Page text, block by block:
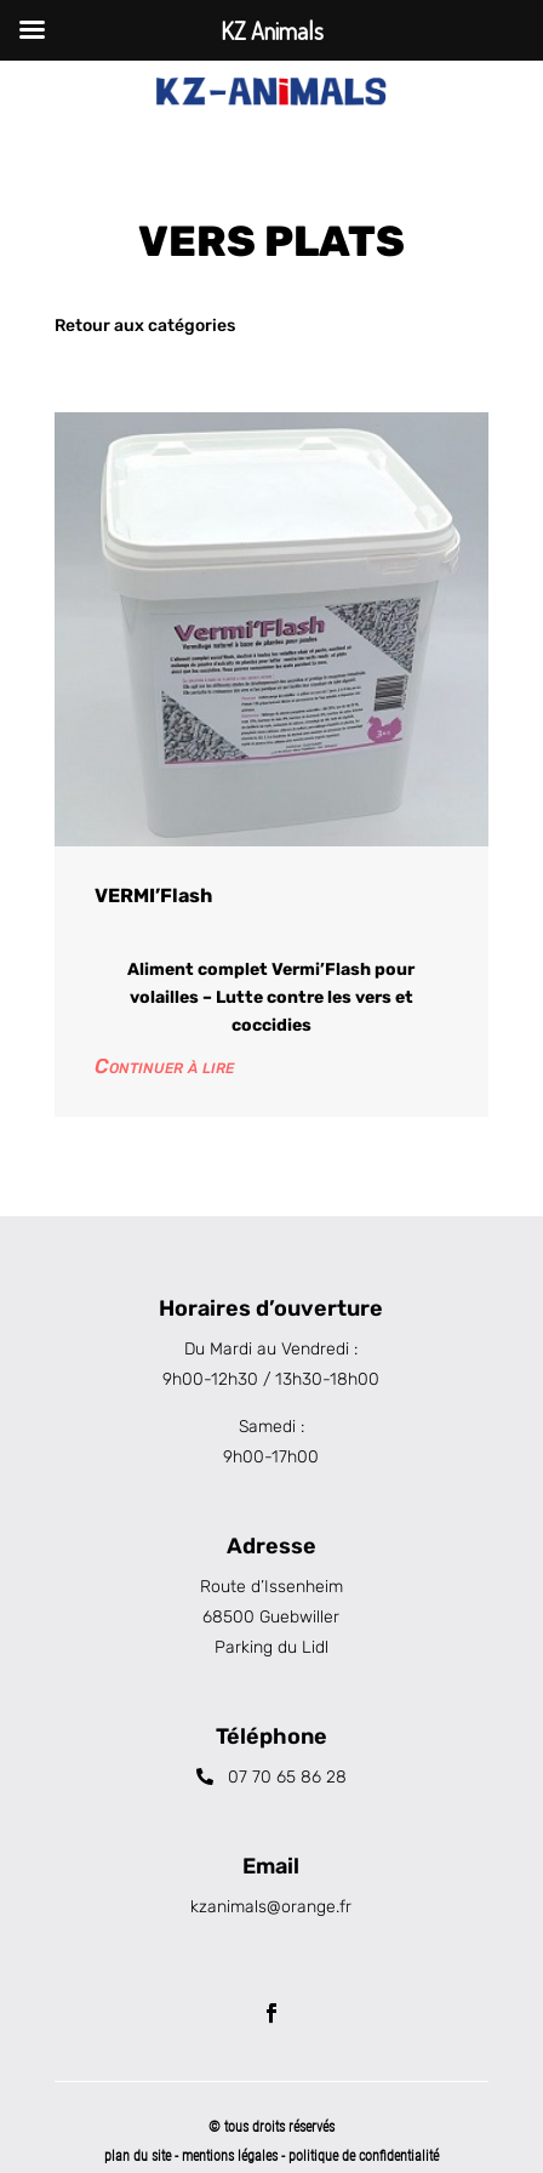
VERS PLATS
Retour aux catégories
VERMI’Flash
Aliment complet Vermi’Flash pour
volailles – Lutte contre les vers et
coccidies
Continuer à lire
Horaires d’ouverture
Du Mardi au Vendredi :
9h00-12h30 / 13h30-18h00
Samedi :
9h00-17h00
Adresse
Route d’Issenheim
68500 Guebwiller
Parking du Lidl
Téléphone
07 70 65 86 28
Email
kzanimals@orange.fr
© tous droits réservés
plan du site-mentions légales -politique de confidentialité
KZ Animals